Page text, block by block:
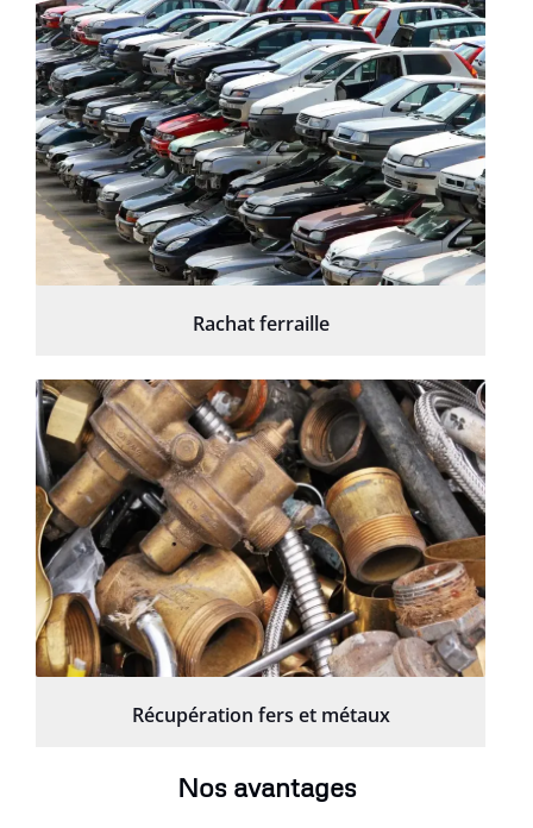
Rachat ferraille
Récupération fers et métaux
Nos avantages